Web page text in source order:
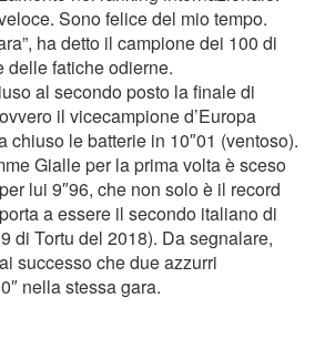
Sono felice del mio tempo.
ha detto il campione dei 100 di
delle fatiche odierne.
al secondo posto la finale di
il vicecampione d’Europa
chiuso le batterie in 10″01 (ventoso).
Gialle per la prima volta è sceso
lui 9″96, che non solo è il record
a essere il secondo italiano di
di Tortu del 2018). Da segnalare,
successo che due azzurri
nella stessa gara.